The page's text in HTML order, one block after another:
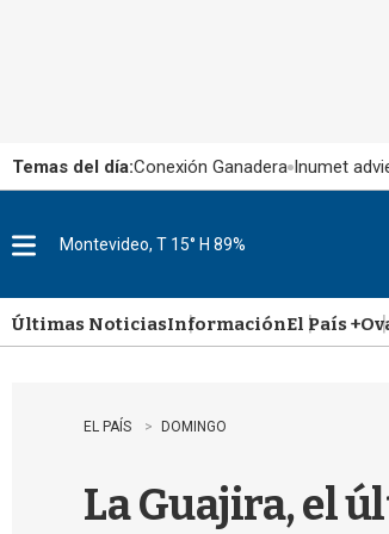
Temas del día:Conexión Ganadera Inumet
u
Montevideo, T 15° H 89%
Últimas NoticiasInformaciónEl País +
EL PAÍS DOMINGO
La Guajira, el